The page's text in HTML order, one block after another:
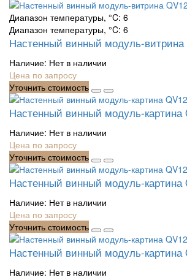
Диапазон температуры, °C: 6
Диапазон температуры, °C: 6
Настенный винный модуль-витрина
Наличие: Нет в наличии
Цена по запросу
Уточнить стоимость
Настенный винный модуль-картина
Наличие: Нет в наличии
Цена по запросу
Уточнить стоимость
Настенный винный модуль-картина
Наличие: Нет в наличии
Цена по запросу
Уточнить стоимость
Настенный винный модуль-картина
Наличие: Нет в наличии